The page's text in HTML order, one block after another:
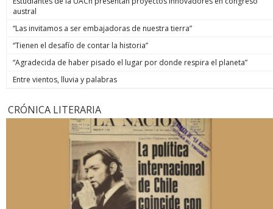
austral
“Las invitamos a ser embajadoras de nuestra tierra”
“Tienen el desafío de contar la historia”
“Agradecida de haber pisado el lugar por donde respira el planeta”
Entre vientos, lluvia y palabras
CRÓNICA LITERARIA